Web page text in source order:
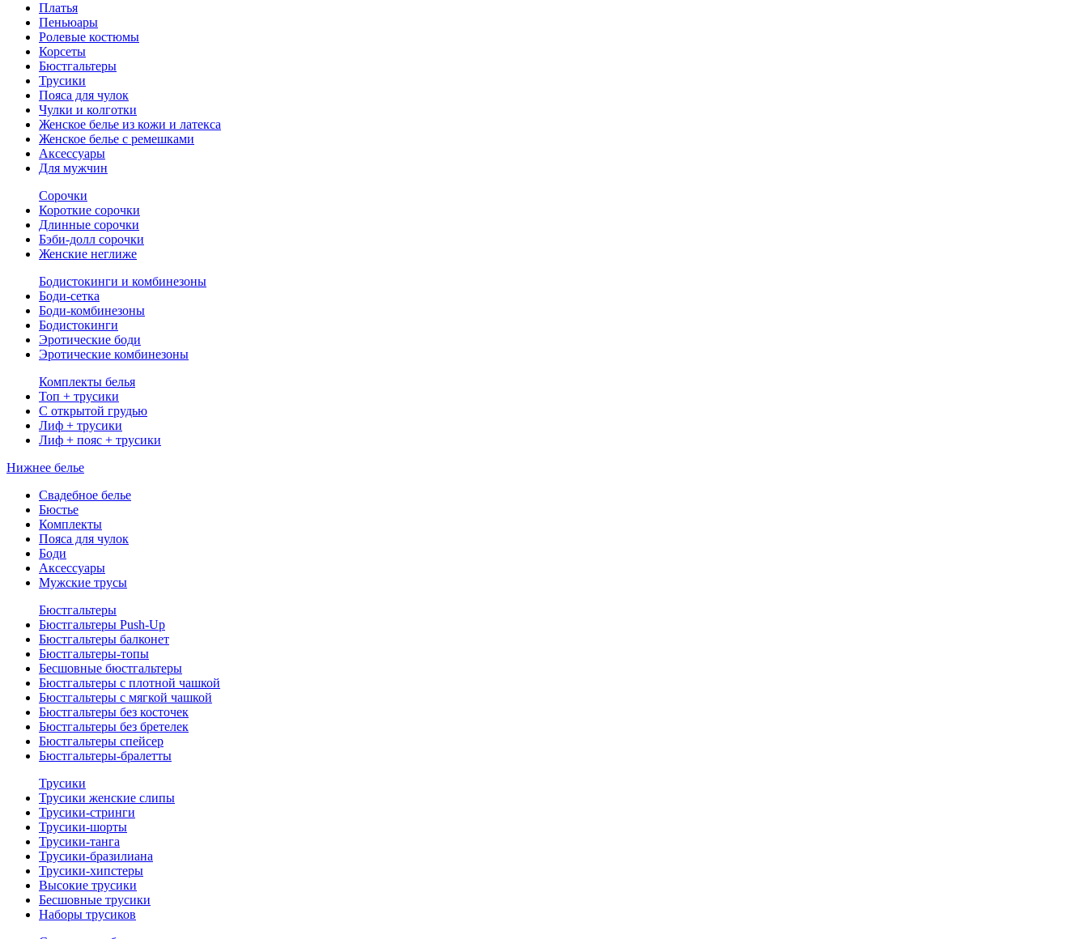
Платья
Пеньюары
Ролевые костюмы
Корсеты
Бюстгальтеры
Трусики
Пояса для чулок
Чулки и колготки
Женское белье из кожи и латекса
Женское белье с ремешками
Аксессуары
Для мужчин
Сорочки
Короткие сорочки
Длинные сорочки
Бэби-долл сорочки
Женские неглиже
Бодистокинги и комбинезоны
Боди-сетка
Боди-комбинезоны
Бодистокинги
Эротические боди
Эротические комбинезоны
Комплекты белья
Топ + трусики
С открытой грудью
Лиф + трусики
Лиф + пояс + трусики
Нижнее белье
Свадебное белье
Бюстье
Комплекты
Пояса для чулок
Боди
Аксессуары
Мужские трусы
Бюстгальтеры
Бюстгальтеры Push-Up
Бюстгальтеры балконет
Бюстгальтеры-топы
Бесшовные бюстгальтеры
Бюстгальтеры с плотной чашкой
Бюстгальтеры с мягкой чашкой
Бюстгальтеры без косточек
Бюстгальтеры без бретелек
Бюстгальтеры спейсер
Бюстгальтеры-бралетты
Трусики
Трусики женские слипы
Трусики-стринги
Трусики-шорты
Трусики-танга
Трусики-бразилиана
Трусики-хипстеры
Высокие трусики
Бесшовные трусики
Наборы трусиков